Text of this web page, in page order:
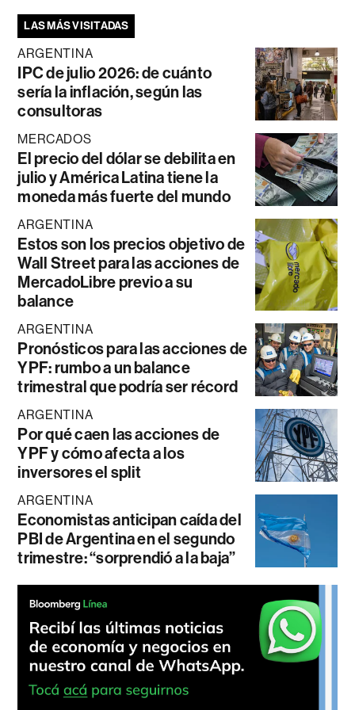
LAS MÁS VISITADAS
ARGENTINA
IPC de julio 2026: de cuánto
sería la inflación, según las
consultoras
MERCADOS
El precio del dólar se debilita en
julio y América Latina tiene la
moneda más fuerte del mundo
ARGENTINA
Estos son los precios objetivo de
Wall Street para las acciones de
MercadoLibre previo a su
balance
ARGENTINA
Pronósticos para las acciones de
YPF: rumbo a un balance
trimestral que podría ser récord
ARGENTINA
Por qué caen las acciones de
YPF y cómo afecta a los
inversores el split
ARGENTINA
Economistas anticipan caída del
PBI de Argentina en el segundo
trimestre: “sorprendió a la baja”